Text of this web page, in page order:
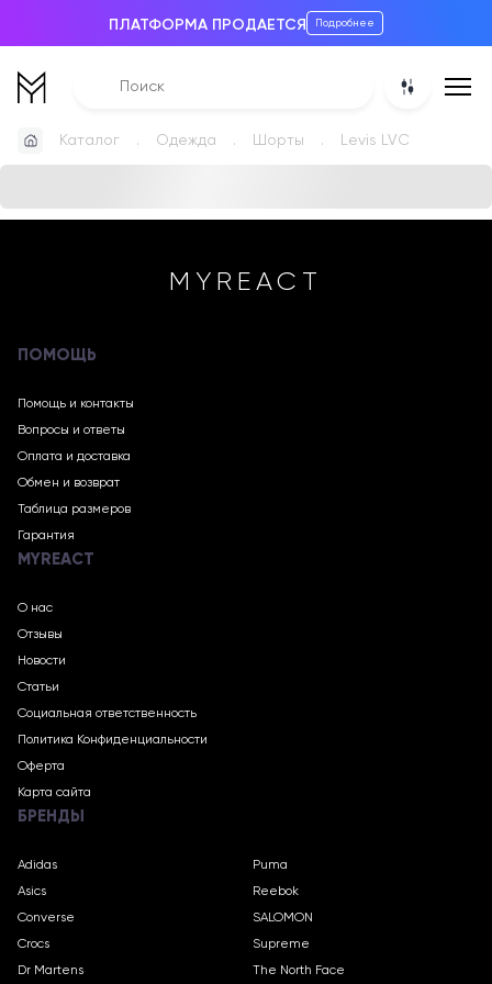
ПЛАТФОРМА ПРОДАЕТСЯ Подробнее
Каталог Одежда Шорты Levis LVC
MYREACT
ПОМОЩЬ
Помощь и контакты
Вопросы и ответы
Оплата и доставка
Обмен и возврат
Таблица размеров
Гарантия
MYREACT
О нас
Отзывы
Новости
Статьи
Социальная ответственность
Политика Конфиденциальности
Оферта
Карта сайта
БРЕНДЫ
Adidas
Asics
Converse
Crocs
Dr Martens
Puma
Reebok
SALOMON
Supreme
The North Face